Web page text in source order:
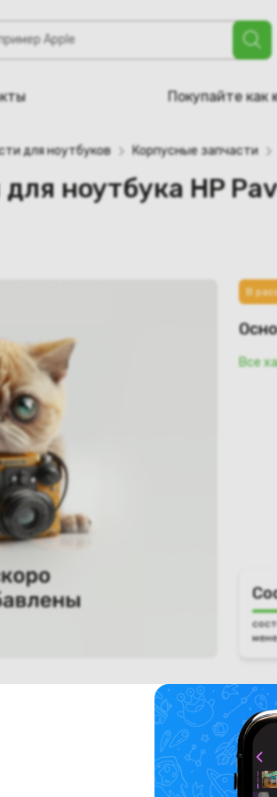
Покупайте как
HP Pavilion 15-N (ZYU38U65TP003,
для ноутбуков Корпусные запчасти
ноутбука HP
В
Все